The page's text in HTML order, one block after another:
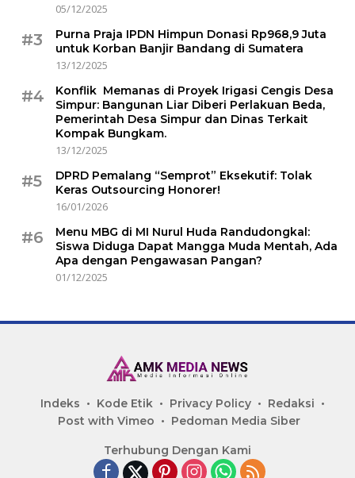
05/12/2025
#3
Purna Praja IPDN Himpun Donasi Rp968,9 Juta
untuk Korban Banjir Bandang di Sumatera
13/12/2025
#4
Konflik Memanas di Proyek Irigasi Cengis Desa
Simpur: Bangunan Liar Diberi Perlakuan Beda,
Pemerintah Desa Simpur dan Dinas Terkait
Kompak Bungkam.
13/12/2025
#5
DPRD Pemalang “Semprot” Eksekutif: Tolak
Keras Outsourcing Honorer!
16/01/2026
#6
Menu MBG di MI Nurul Huda Randudongkal:
Siswa Diduga Dapat Mangga Muda Mentah, Ada
Apa dengan Pengawasan Pangan?
01/12/2025
Indeks Kode Etik Privacy Policy
Redaksi
Post with Vimeo
Pedoman Media Siber
Terhubung Dengan Kami